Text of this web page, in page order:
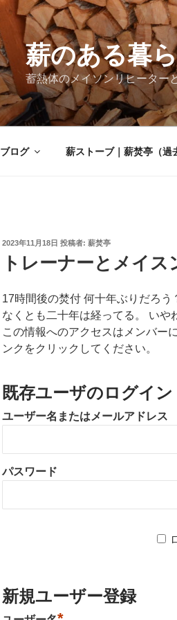
薪のある暮
蓄熱体のメイソンリヒーター
ブログ 薪ストーブ｜薪焚亭（過
投
日:
2023年11月18日 投稿者: 薪焚亭
トレーナーとメイ
17時間後の焚付 何十年ぶりだろ
なくとも二十年は経ってる。 いや
この情報へのアクセスはメンバー
ンクをクリックしてください。
既存ユーザのログイン
ユーザー名またはメールアドレス
パスワード
新規ユーザー登録